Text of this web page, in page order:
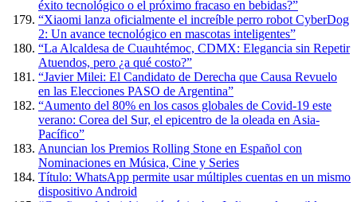
éxito tecnológico o el próximo fracaso en bebidas?”
“Xiaomi lanza oficialmente el increíble perro robot CyberDog
2: Un avance tecnológico en mascotas inteligentes”
“La Alcaldesa de Cuauhtémoc, CDMX: Elegancia sin Repetir
Atuendos, pero ¿a qué costo?”
“Javier Milei: El Candidato de Derecha que Causa Revuelo
en las Elecciones PASO de Argentina”
“Aumento del 80% en los casos globales de Covid-19 este
verano: Corea del Sur, el epicentro de la oleada en Asia-
Pacífico”
Anuncian los Premios Rolling Stone en Español con
Nominaciones en Música, Cine y Series
Título: WhatsApp permite usar múltiples cuentas en un mismo
dispositivo Android